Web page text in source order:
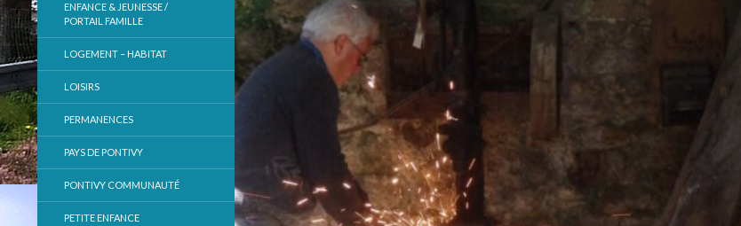
ENFANCE & JEUNESSE /
PORTAIL FAMILLE
LOGEMENT – HABITAT
LOISIRS
PERMANENCES
PAYS DE PONTIVY
PONTIVY COMMUNAUTÉ
PETITE ENFANCE